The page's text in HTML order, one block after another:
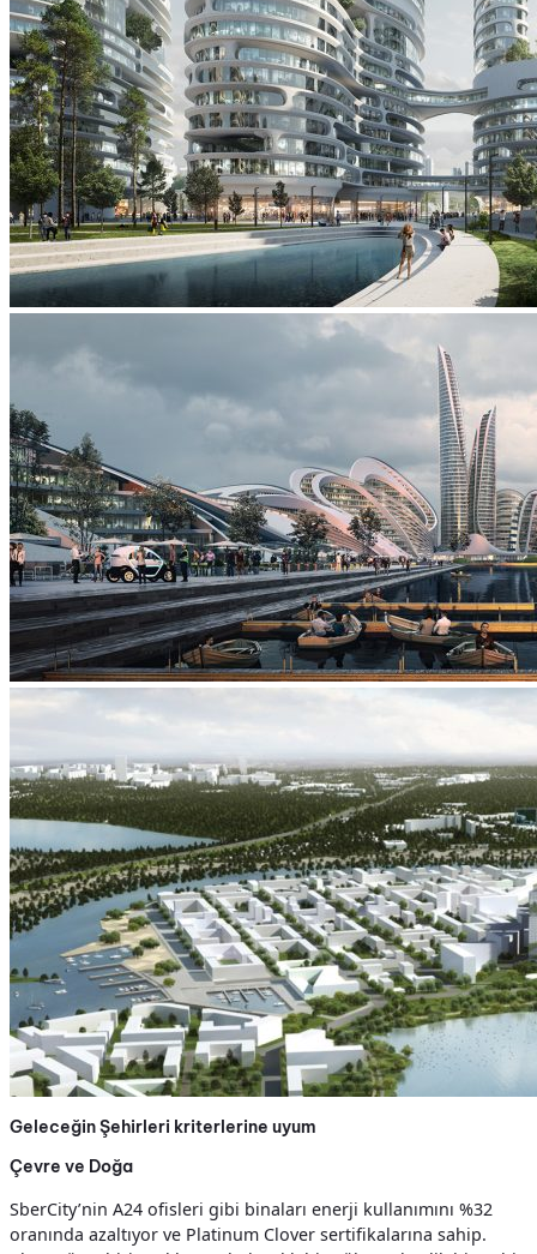
Geleceğin Şehirleri kriterlerine uyum
Çevre ve Doğa
SberCity’nin A24 ofisleri gibi binaları enerji kullanımını %32
oranında azaltıyor ve Platinum Clover sertifikalarına sahip.